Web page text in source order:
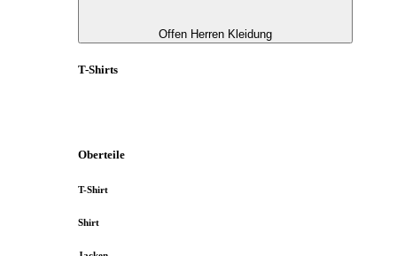
Offen Herren Kleidung
T-Shirts
Oberteile
T-Shirt
Shirt